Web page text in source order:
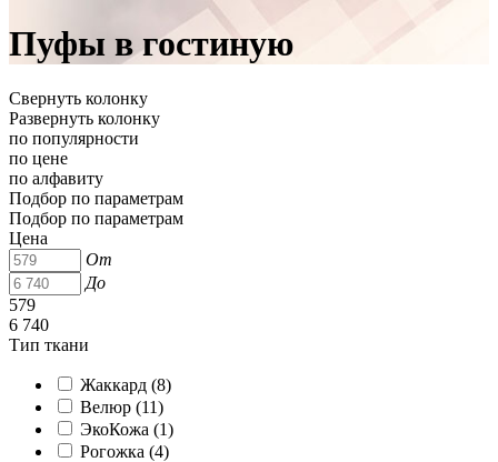
Пуфы в гостиную
Свернуть колонку
Развернуть колонку
по популярности
по цене
по алфавиту
Подбор по параметрам
Подбор по параметрам
Цена
От
До
579
6 740
Тип ткани
Жаккард (8)
Велюр (11)
ЭкоКожа (1)
Рогожка (4)